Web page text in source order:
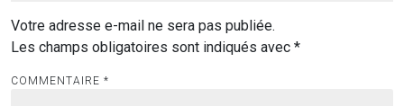
Votre adresse e-mail ne sera pas publiée.
Les champs obligatoires sont indiqués avec *
COMMENTAIRE *